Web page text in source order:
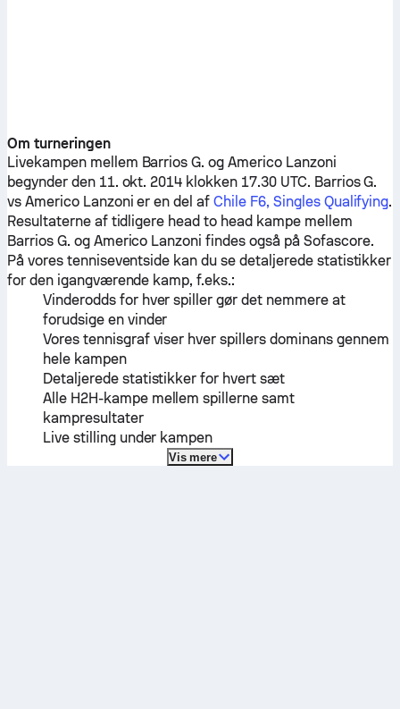
Om turneringen
Livekampen mellem Barrios G. ogAmerico Lanzoni
begynder den 11. okt. 2014 klokken 17.30 UTC. Barrios G.
vs Americo Lanzoni er en del afChile F6, Singles Qualifying.
Resultaterne af tidligere head to head kampe mellem
Barrios G. og Americo Lanzoni findes også på Sofascore.
På vores tenniseventside kan du se detaljerede statistikker
for den igangværende kamp, f.eks.:
Vinderodds for hver spiller gør det nemmere at
forudsige en vinder
Vores tennisgraf viser hver spillers dominans gennem
hele kampen
Detaljerede statistikker for hvert sæt
Alle H2H-kampe mellem spillerne samt
kampresultater
Live stilling under kampen
Vis mere